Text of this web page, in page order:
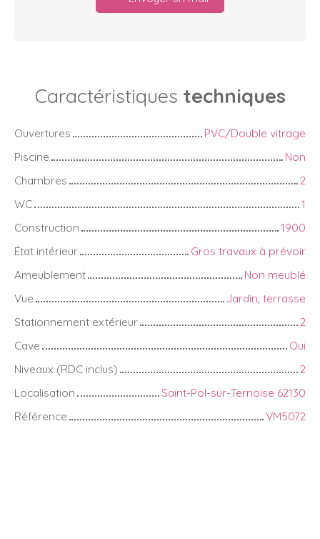
Caractéristiques techniques
Ouvertures
PVC/Double vitrage
Piscine
Non
Chambres
2
WC
1
Construction
1900
État intérieur
Gros travaux à prévoir
Ameublement
Non meublé
Vue
Jardin, terrasse
Stationnement extérieur
2
Cave
Oui
Niveaux (RDC inclus)
2
Localisation
Saint-Pol-sur-Ternoise 62130
Référence
VM5072